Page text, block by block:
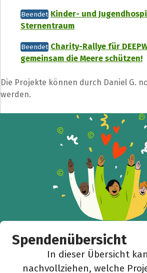
Beendet Kinder- und
Sternentraum
Beendet Charity-Rallye für
gemeinsam die Meere schützen!
Die Projekte können durch Daniel G.
werden.
Spendenübersicht
In dieser Übersicht
nachvollziehen, welche